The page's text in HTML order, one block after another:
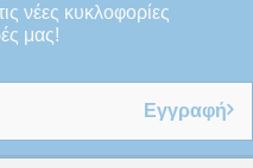
νέες κυκλοφορίες
μας!
Εγγραφή